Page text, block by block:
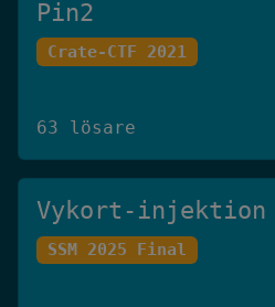
Pin2
Crate-CTF 2021
63 lösare
Vykort-injektion
SSM 2025 Final